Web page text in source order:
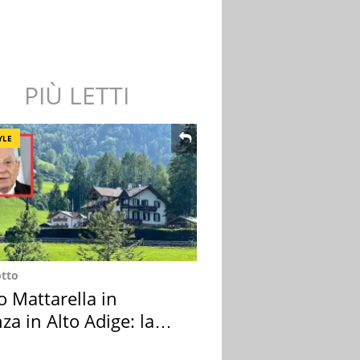
PIÙ LETTI
Mattarella in
in Alto Adige: la